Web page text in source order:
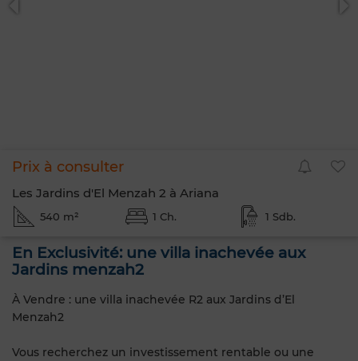
Prix à consulter
Les Jardins d'El Menzah 2 à Ariana
540 m² 1 Ch. 1 Sdb.
En Exclusivité: une villa inachevée aux
Jardins menzah2
À Vendre : une villa inachevée R2 aux Jardins d’El
Menzah2
Vous recherchez un investissement rentable ou une